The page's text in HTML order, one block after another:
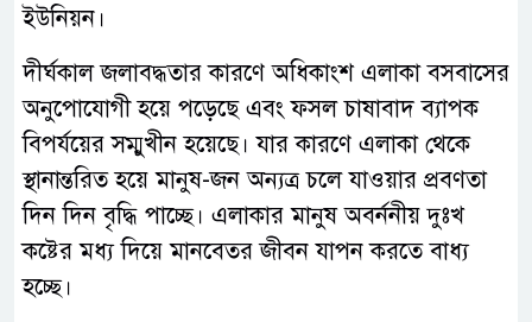
ইউনিয়ন।
দীর্ঘকাল জলাবদ্ধতার কারণে অধিকাংশ এলাকা বসবাসের
অনুপোযোগী হয়ে পড়েছে এবং ফসল চাষাবাদ ব্যাপক
বিপর্যয়ের সম্মুখীন হয়েছে। যার কারণে এলাকা থেকে
স্থানান্তরিত হয়ে মানুষ-জন অন্যত্র চলে যাওয়ার প্রবণতা
দিন দিন বৃদ্ধি পাচ্ছে। এলাকার মানুষ অবর্ননীয় দুঃখ
কষ্টের মধ্য দিয়ে মানবেতর জীবন যাপন করতে বাধ্য
হচ্ছে।